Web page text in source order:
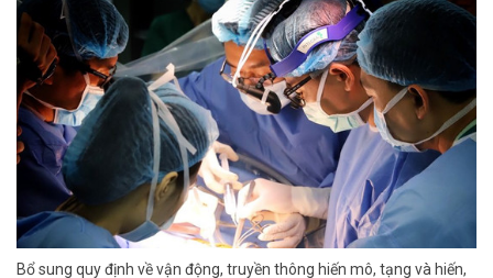
Bổ sung quy định về vận động, truyền thông hiến mô, tạng và hiến,